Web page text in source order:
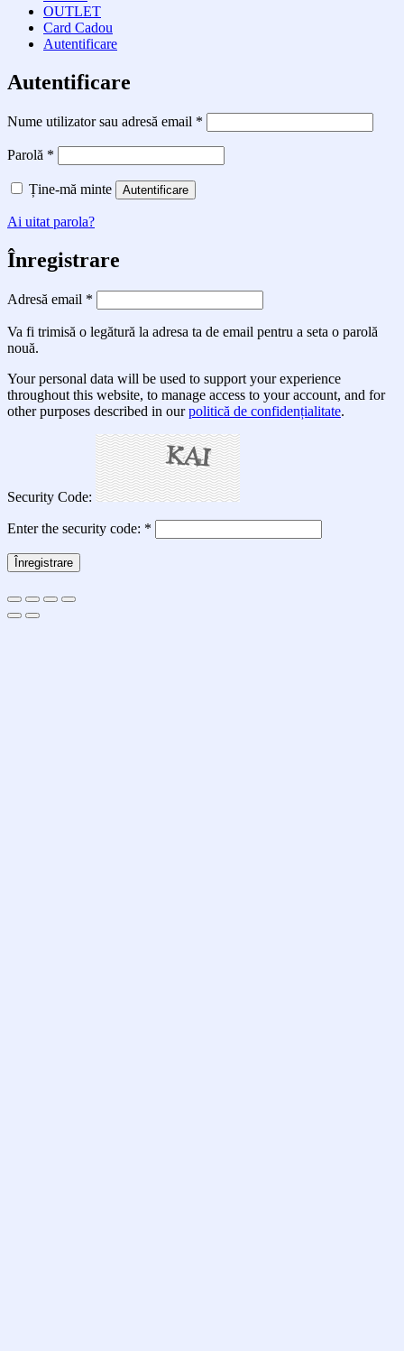
OUTLET
Card Cadou
Autentificare
Autentificare
Nume utilizator sau adresă email *
Parolă *
Ține-mă minte Autentificare
Ai uitat parola?
Înregistrare
Adresă email *
Va fi trimisă o legătură la adresa ta de email pentru a seta o parolă
nouă.
Your personal data will be used to support your experience
throughout this website, to manage access to your account, and for
other purposes described in ourpolitică de confidențialitate.
Security Code:
Enter the security code: *
Înregistrare